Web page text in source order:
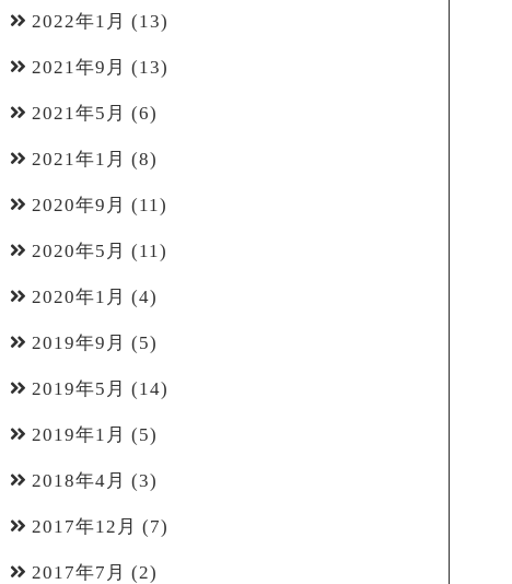
2022年1月 (13)
2021年9月 (13)
2021年5月 (6)
2021年1月 (8)
2020年9月 (11)
2020年5月 (11)
2020年1月 (4)
2019年9月 (5)
2019年5月 (14)
2019年1月 (5)
2018年4月 (3)
2017年12月 (7)
2017年7月 (2)